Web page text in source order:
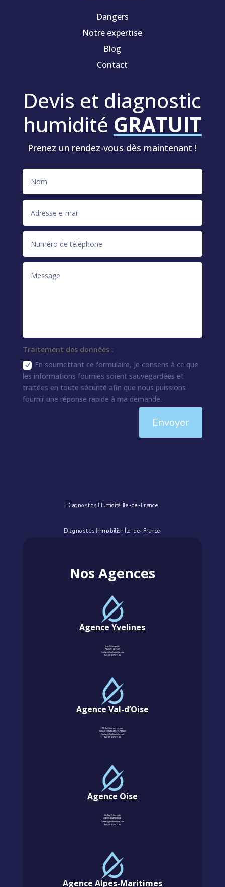
Dangers
Notre expertise
Blog
Contact
Devis et diagnostic
humidité GRATUIT
Prenez un rendez-vous dès maintenant !
Traitement des données :
En soumettant ce formulaire, je consens à ce que
les informations fournies soient sauvegardées et
traitées en toute sécurité afin que nous puissions
fournir une réponse rapide à ma demande.
Envoyer
Diagnostics Humidité Île-de-France
Diagnostics Immobilier Île-de-France
Nos Agences
Agence Yvelines
3, Allée magritte
78400 CHATOU
Contact@km-humidite.com
Tel :01 30 76 13 26
Agence Val-d’Oise
18, Rue Georges Leroux
95240 CORMEILLES-EN-PARISIS
Contact@km-humidite.com
Tel :01 30 76 13 26
Agence Oise
22, Rue Principale
60850 LALANDELLE
Contact@km-humidite.com
Tel :01 30 76 13 26
Agence Alpes-Maritimes